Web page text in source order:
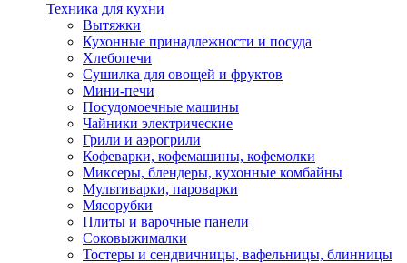
Техника для кухни
Вытяжки
Кухонные принадлежности и посуда
Хлебопечи
Сушилка для овощей и фруктов
Мини-печи
Посудомоечные машины
Чайники электрические
Грили и аэрогрили
Кофеварки, кофемашины, кофемолки
Миксеры, блендеры, кухонные комбайны
Мультиварки, пароварки
Мясорубки
Плиты и варочные панели
Соковыжималки
Тостеры и сендвичницы, вафельницы, блинницы